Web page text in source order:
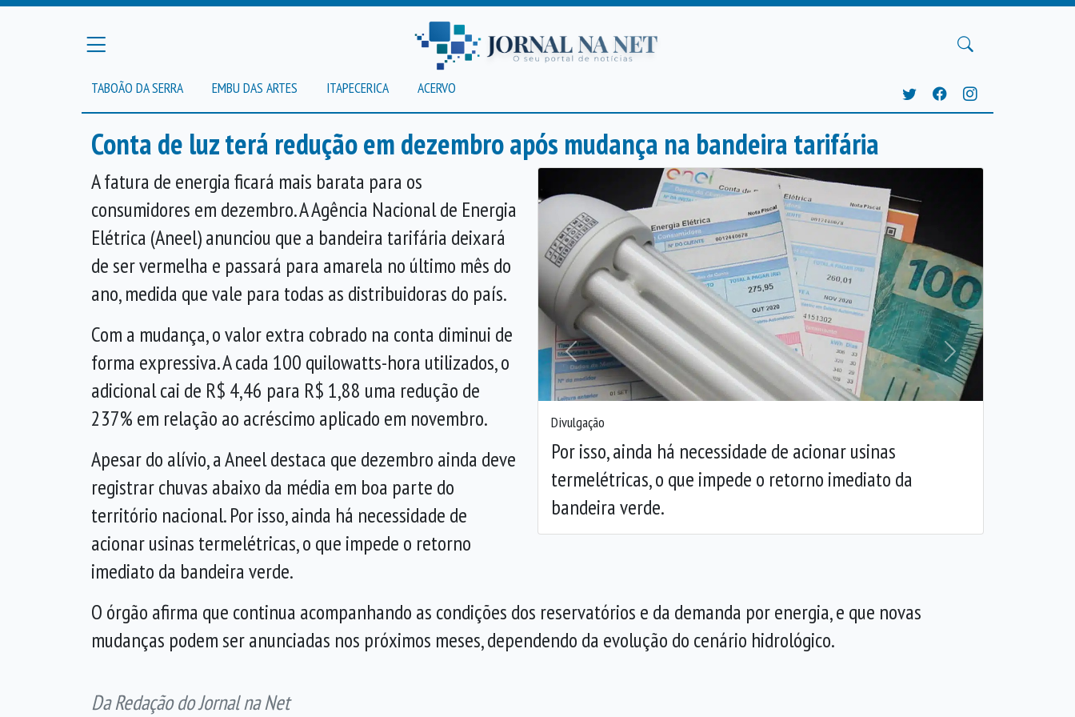
TABOÃO DA SERRA EMBU DAS ARTES ITAPECERICA ACERVO
Conta de luz terá redução em dezembro após mudança na bandeira tarifária
Divulgação
Por isso, ainda há necessidade de acionar usinas
termelétricas, o que impede o retorno imediato da
bandeira verde.
Anterior Próxima
A fatura de energia ficará mais barata para os
consumidores em dezembro. A Agência Nacional de Energia
Elétrica (Aneel) anunciou que a bandeira tarifária deixará
de ser vermelha e passará para amarela no último mês do
ano, medida que vale para todas as distribuidoras do país.
Com a mudança, o valor extra cobrado na conta diminui de
forma expressiva. A cada 100 quilowatts-hora utilizados, o
adicional cai de R$ 4,46 para R$ 1,88 uma redução de
237% em relação ao acréscimo aplicado em novembro.
Apesar do alívio, a Aneel destaca que dezembro ainda deve
registrar chuvas abaixo da média em boa parte do
território nacional. Por isso, ainda há necessidade de
acionar usinas termelétricas, o que impede o retorno
imediato da bandeira verde.
O órgão afirma que continua acompanhando as condições dos reservatórios e da demanda por energia, e que novas
mudanças podem ser anunciadas nos próximos meses, dependendo da evolução do cenário hidrológico.
Da Redação do Jornal na Net